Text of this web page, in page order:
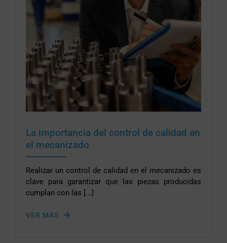
La importancia del control de calidad en
el mecanizado
Realizar un control de calidad en el mecanizado es
clave para garantizar que las piezas producidas
cumplan con las [...]
VER MÁS